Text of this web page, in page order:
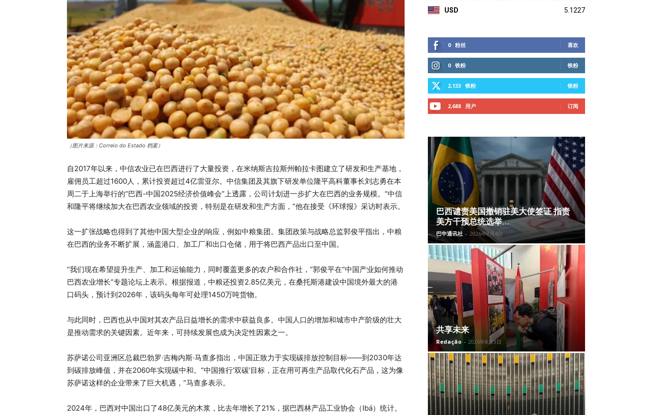
（图片来源：Correio do Estado 档案）
自2017年以来，中信农业已在巴西进行了大量投资，在米纳斯吉拉斯州帕拉卡图建立了研发和生产基地，
雇佣员工超过1600人，累计投资超过4亿雷亚尔。中信集团及其旗下研发单位隆平高科董事长刘志勇在本
周二于上海举行的“巴西-中国2025经济价值峰会”上透露，公司计划进一步扩大在巴西的业务规模。“中信
和隆平将继续加大在巴西农业领域的投资，特别是在研发和生产方面，”他在接受《环球报》采访时表示。
这一扩张战略也得到了其他中国大型企业的响应，例如中粮集团。集团政策与战略总监郭俊平指出，中粮
在巴西的业务不断扩展，涵盖港口、加工厂和出口仓储，用于将巴西产品出口至中国。
“我们现在希望提升生产、加工和运输能力，同时覆盖更多的农户和合作社，”郭俊平在“中国产业如何推动
巴西农业增长”专题论坛上表示。根据报道，中粮还投资2.85亿美元，在桑托斯港建设中国境外最大的港
口码头，预计到2026年，该码头每年可处理1450万吨货物。
与此同时，巴西也从中国对其农产品日益增长的需求中获益良多。中国人口的增加和城市中产阶级的壮大
是推动需求的关键因素。近年来，可持续发展也成为决定性因素之一。
苏萨诺公司亚洲区总裁巴勃罗·吉梅内斯·马查多指出，中国正致力于实现碳排放控制目标——到2030年达
到碳排放峰值，并在2060年实现碳中和。“中国推行‘双碳’目标，正在用可再生产品取代化石产品，这为像
苏萨诺这样的企业带来了巨大机遇，”马查多表示。
2024年，巴西对中国出口了48亿美元的木浆，比去年增长了21%，据巴西林产品工业协会（Ibá）统计。
USD 5.1227
0 粉丝 喜欢
0 铁粉 铁粉
2,133 铁粉 铁粉
2,688 用户 订阅
巴西谴责美国撤销驻美大使签证 指责
美方干预总统选举...
巴中通讯社 - 2026年8月4日
共享未来
Redação - 2026年8月3日